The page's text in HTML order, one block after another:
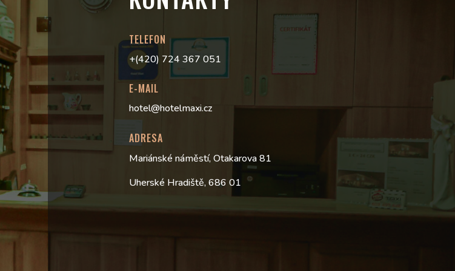
TELEFON
+(420) 724 367 051
E-MAIL
hotel@hotelmaxi.cz
ADRESA
Mariánské náměstí, Otakarova 81
Uherské Hradiště, 686 01